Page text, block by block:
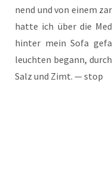
nend und von einem
hat­te ich über die
hin­ter mein Sofa
leuch­ten begann,
Salz und Zimt. — stop